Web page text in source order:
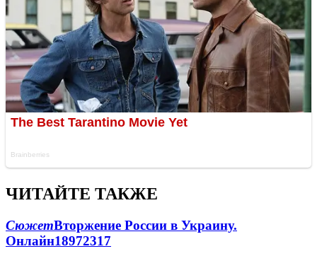
ЧИТАЙТЕ ТАКЖЕ
СюжетВторжение России в Украину.
Онлайн18972317